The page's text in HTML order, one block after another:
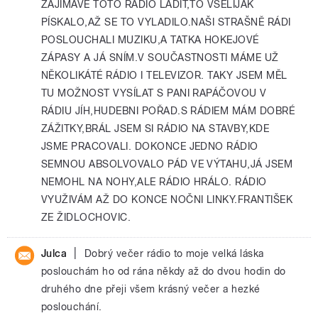
ZAJIMAVÉ TOTO RÁDIO LADIT,TO VŠELIJAK
PÍSKALO,AŽ SE TO VYLADILO.NAŠI STRAŠNĚ RÁDI
POSLOUCHALI MUZIKU,A TATKA HOKEJOVÉ
ZÁPASY A JÁ SNÍM.V SOUČASTNOSTI MÁME UŽ
NĚKOLIKÁTÉ RÁDIO I TELEVIZOR. TAKY JSEM MĚL
TU MOŽNOST VYSÍLAT S PANI RAPÁČOVOU V
RÁDIU JÍH,HUDEBNI POŘAD.S RÁDIEM MÁM DOBRÉ
ZÁŽITKY,BRÁL JSEM SI RÁDIO NA STAVBY,KDE
JSME PRACOVALI. DOKONCE JEDNO RÁDIO
SEMNOU ABSOLVOVALO PÁD VE VÝTAHU,JÁ JSEM
NEMOHL NA NOHY,ALE RÁDIO HRÁLO. RÁDIO
VYUŽIVÁM AŽ DO KONCE NOČNI LINKY.FRANTIŠEK
ZE ŽIDLOCHOVIC.
Julca
Dobrý večer rádio to moje velká láska
poslouchám ho od rána někdy až do dvou hodin do
druhého dne přeji všem krásný večer a hezké
poslouchání.